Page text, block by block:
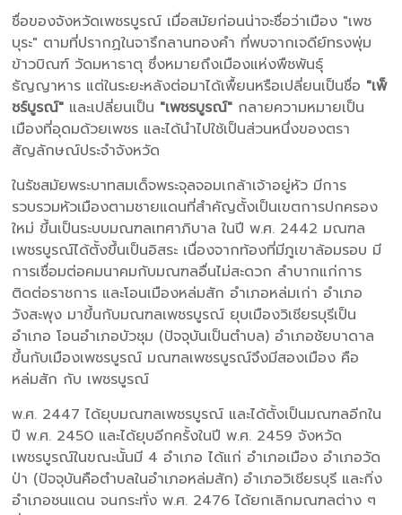
ชื่อของจังหวัดเพชรบูรณ์ เมื่อสมัยก่อนน่าจะชื่อว่าเมือง "เพช
บุระ" ตามที่ปรากฏในจารึกลานทองคำ ที่พบจากเจดีย์ทรงพุ่ม
ข้าวบิณฑ์ วัดมหาธาตุ ซึ่งหมายถึงเมืองแห่งพืชพันธุ์
ธัญญาหาร แต่ในระยะหลังต่อมาได้เพื้ยนหรือเปลี่ยนเป็นชื่อ "เพ็
ชร์บูรณ์" และเปลี่ยนเป็น "เพชรบูรณ์" กลายความหมายเป็น
เมืองที่อุดมด้วยเพชร และได้นำไปใช้เป็นส่วนหนึ่งของตรา
สัญลักษณ์ประจำจังหวัด
ในรัชสมัยพระบาทสมเด็จพระจุลจอมเกล้าเจ้าอยู่หัว มีการ
รวบรวมหัวเมืองตามชายแดนที่สำคัญตั้งเป็นเขตการปกครอง
ใหม่ ขึ้นเป็นระบบมณฑลเทศาภิบาล ในปี พ.ศ. 2442 มณฑล
เพชรบูรณ์ได้ตั้งขึ้นเป็นอิสระ เนื่องจากท้องที่มีภูเขาล้อมรอบ มี
การเชื่อมต่อคมนาคมกับมณฑลอื่นไม่สะดวก ลำบากแก่การ
ติดต่อราชการ และโอนเมืองหล่มสัก อำเภอหล่มเก่า อำเภอ
วังสะพุง มาขึ้นกับมณฑลเพชรบูรณ์ ยุบเมืองวิเชียรบุรีเป็น
อำเภอ โอนอำเภอบัวชุม (ปัจจุบันเป็นตำบล) อำเภอชัยบาดาล
ขึ้นกับเมืองเพชรบูรณ์ มณฑลเพชรบูรณ์จึงมีสองเมือง คือ
หล่มสัก กับ เพชรบูรณ์
พ.ศ. 2447 ได้ยุบมณฑลเพชรบูรณ์ และได้ตั้งเป็นมณฑลอีกใน
ปี พ.ศ. 2450 และได้ยุบอีกครั้งในปี พ.ศ. 2459 จังหวัด
เพชรบูรณ์ในขณะนั้นมี 4 อำเภอ ได้แก่ อำเภอเมือง อำเภอวัด
ป่า (ปัจจุบันคือตำบลในอำเภอหล่มสัก) อำเภอวิเชียรบุรี และกิ่ง
อำเภอชนแดน จนกระทั่ง พ.ศ. 2476 ได้ยกเลิกมณฑลต่าง ๆ